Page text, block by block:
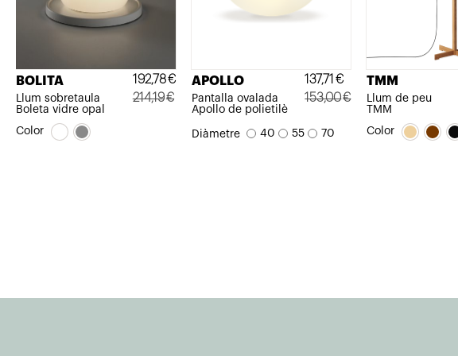
BOLITA
Llum sobretaula
Boleta vidre opal
214,19€
192,78€
Color
APOLLO
Pantalla ovalada
Apollo de polietilè
153,00€
preu
137,71 €
preu
Diàmetre 40 55 70
TMM
Llum de peu
TMM
Color